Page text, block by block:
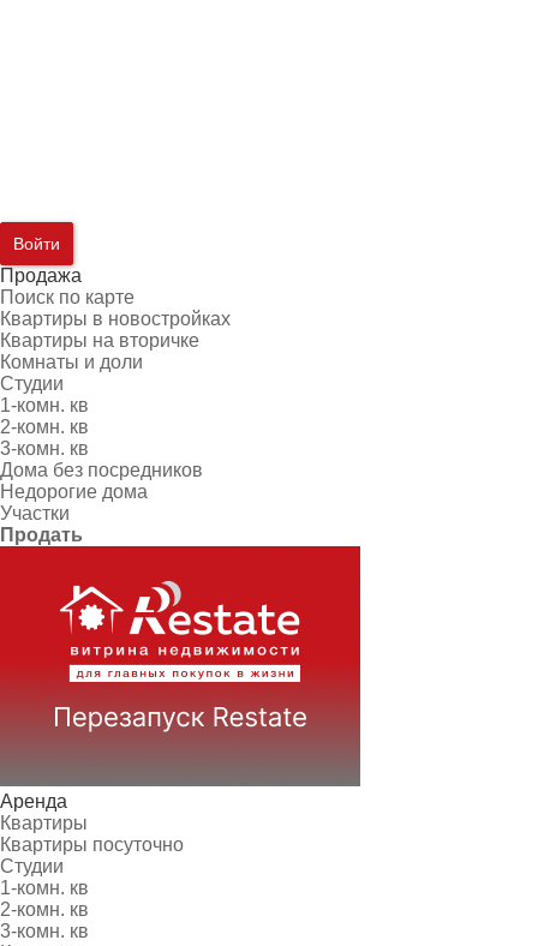
Войти
Продажа
Поиск по карте
Квартиры в новостройках
Квартиры на вторичке
Комнаты и доли
Студии
1-комн. кв
2-комн. кв
3-комн. кв
Дома без посредников
Недорогие дома
Участки
Продать
Аренда
Квартиры
Квартиры посуточно
Студии
1-комн. кв
2-комн. кв
3-комн. кв